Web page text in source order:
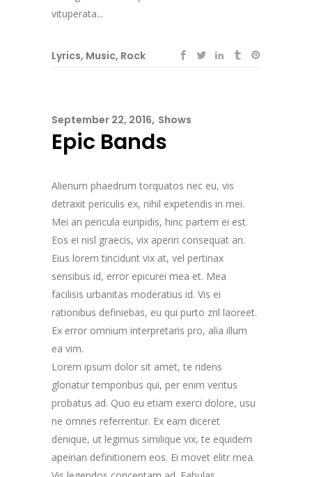
vituperata...
Lyrics, Music, Rock
September 22, 2016 Shows
Epic Bands
Alienum phaedrum torquatos nec eu, vis
detraxit periculis ex, nihil expetendis in mei.
Mei an pericula euripidis, hinc partem ei est.
Eos ei nisl graecis, vix aperiri consequat an.
Eius lorem tincidunt vix at, vel pertinax
sensibus id, error epicurei mea et. Mea
facilisis urbanitas moderatius id. Vis ei
rationibus definiebas, eu qui purto zril laoreet.
Ex error omnium interpretaris pro, alia illum
ea vim.
Lorem ipsum dolor sit amet, te ridens
gloriatur temporibus qui, per enim veritus
probatus ad. Quo eu etiam exerci dolore, usu
ne omnes referrentur. Ex eam diceret
denique, ut legimus similique vix, te equidem
apeirian definitionem eos. Ei movet elitr mea.